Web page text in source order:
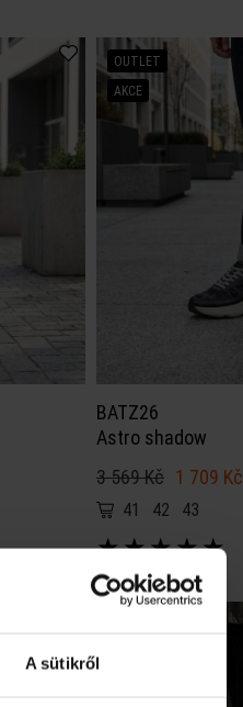
A sütikről
OUTLET
AKCE
BATZ26
Astro shadow
3 569 Kč 1 709 Kč
41 42 43
★★★★★